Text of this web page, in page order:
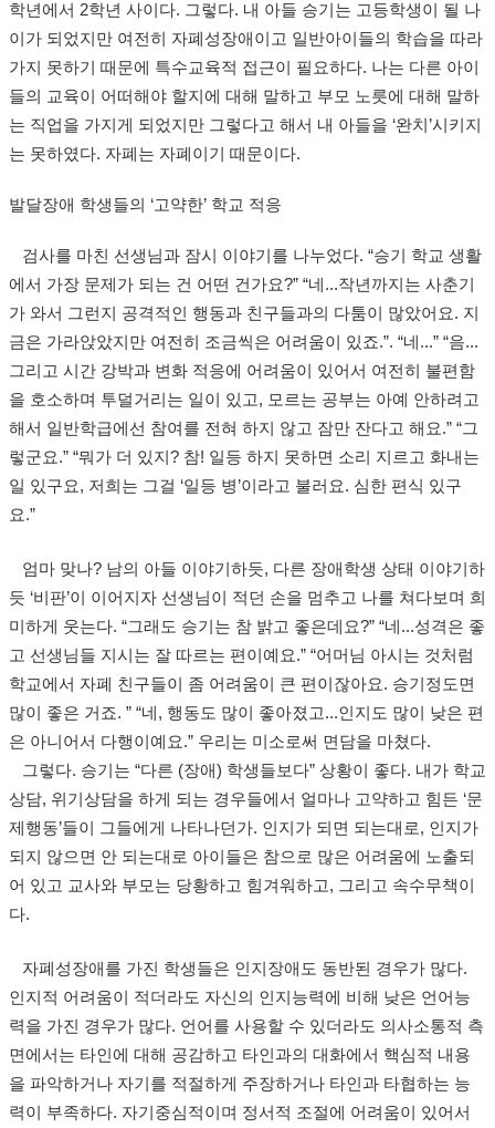
학년에서 2학년 사이다. 그렇다. 내 아들 승기는 고등학생이 될 나
이가 되었지만 여전히 자폐성장애이고 일반아이들의 학습을 따라
가지 못하기 때문에 특수교육적 접근이 필요하다. 나는 다른 아이
들의 교육이 어떠해야 할지에 대해 말하고 부모 노릇에 대해 말하
는 직업을 가지게 되었지만 그렇다고 해서 내 아들을 ‘완치’시키지
는 못하였다. 자폐는 자폐이기 때문이다.
발달장애 학생들의 ‘고약한’ 학교 적응
검사를 마친 선생님과 잠시 이야기를 나누었다. “승기 학교 생활
에서 가장 문제가 되는 건 어떤 건가요?” “네...작년까지는 사춘기
가 와서 그런지 공격적인 행동과 친구들과의 다툼이 많았어요. 지
금은 가라앉았지만 여전히 조금씩은 어려움이 있죠.”. “네...” “음...
그리고 시간 강박과 변화 적응에 어려움이 있어서 여전히 불편함
을 호소하며 투덜거리는 일이 있고, 모르는 공부는 아예 안하려고
해서 일반학급에선 참여를 전혀 하지 않고 잠만 잔다고 해요.” “그
렇군요.” “뭐가 더 있지? 참! 일등 하지 못하면 소리 지르고 화내는
일 있구요, 저희는 그걸 ‘일등 병’이라고 불러요. 심한 편식 있구
요.”
엄마 맞나? 남의 아들 이야기하듯, 다른 장애학생 상태 이야기하
듯 ‘비판’이 이어지자 선생님이 적던 손을 멈추고 나를 쳐다보며 희
미하게 웃는다. “그래도 승기는 참 밝고 좋은데요?” “네...성격은 좋
고 선생님들 지시는 잘 따르는 편이예요.” “어머님 아시는 것처럼
학교에서 자폐 친구들이 좀 어려움이 큰 편이잖아요. 승기정도면
많이 좋은 거죠. ” “네, 행동도 많이 좋아졌고...인지도 많이 낮은 편
은 아니어서 다행이예요.” 우리는 미소로써 면담을 마쳤다.
그렇다. 승기는 “다른 (장애) 학생들보다” 상황이 좋다. 내가 학교
상담, 위기상담을 하게 되는 경우들에서 얼마나 고약하고 힘든 ‘문
제행동’들이 그들에게 나타나던가. 인지가 되면 되는대로, 인지가
되지 않으면 안 되는대로 아이들은 참으로 많은 어려움에 노출되
어 있고 교사와 부모는 당황하고 힘겨워하고, 그리고 속수무책이
다.
자폐성장애를 가진 학생들은 인지장애도 동반된 경우가 많다.
인지적 어려움이 적더라도 자신의 인지능력에 비해 낮은 언어능
력을 가진 경우가 많다. 언어를 사용할 수 있더라도 의사소통적 측
면에서는 타인에 대해 공감하고 타인과의 대화에서 핵심적 내용
을 파악하거나 자기를 적절하게 주장하거나 타인과 타협하는 능
력이 부족하다. 자기중심적이며 정서적 조절에 어려움이 있어서